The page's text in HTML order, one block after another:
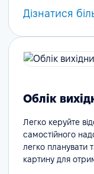
Дізнатися
Облік
Легко керуйте
самостійного
легко планувати
картину для